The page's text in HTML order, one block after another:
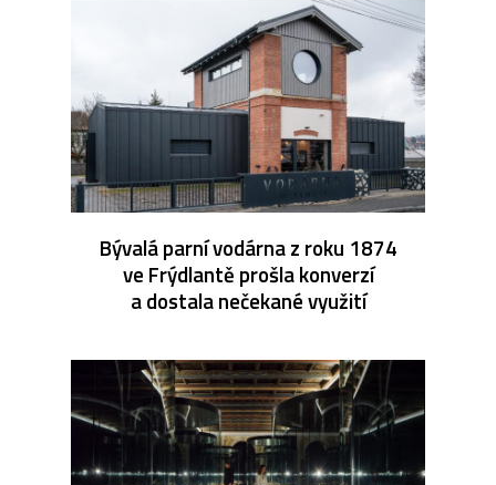
Bývalá parní vodárna z roku 1874
ve Frýdlantě prošla konverzí
a dostala nečekané využití